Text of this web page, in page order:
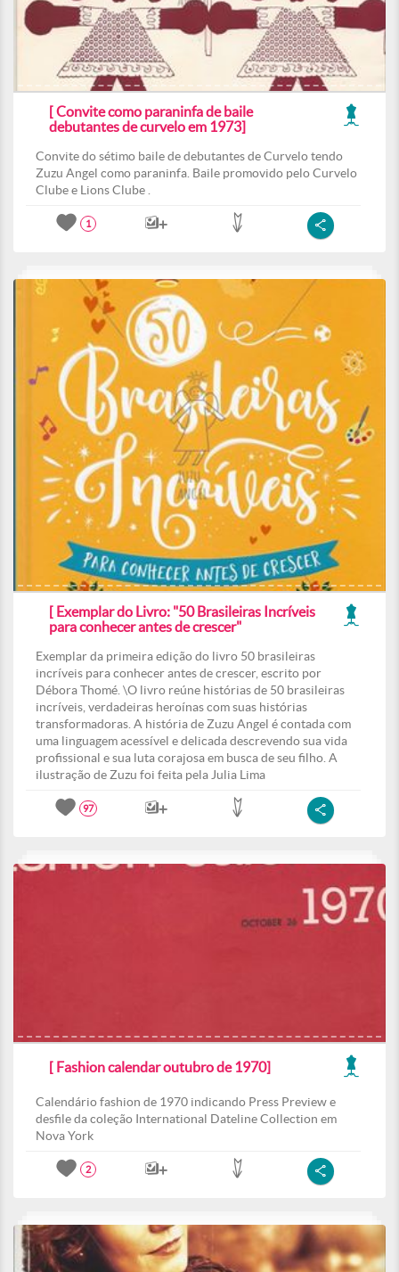
[ Convite como paraninfa de baile
debutantes de curvelo em 1973]
Convite do sétimo baile de debutantes de Curvelo tendo
Zuzu Angel como paraninfa. Baile promovido pelo Curvelo
Clube e Lions Clube .
1
[ Exemplar do Livro: "50 Brasileiras Incríveis
para conhecer antes de crescer"
Exemplar da primeira edição do livro 50 brasileiras
incríveis para conhecer antes de crescer, escrito por
Débora Thomé. \O livro reúne histórias de 50 brasileiras
incríveis, verdadeiras heroínas com suas histórias
transformadoras. A história de Zuzu Angel é contada com
uma linguagem acessível e delicada descrevendo sua vida
profissional e sua luta corajosa em busca de seu filho. A
ilustração de Zuzu foi feita pela Julia Lima
97
[ Fashion calendar outubro de 1970]
Calendário fashion de 1970 indicando Press Preview e
desfile da coleção International Dateline Collection em
Nova York
2